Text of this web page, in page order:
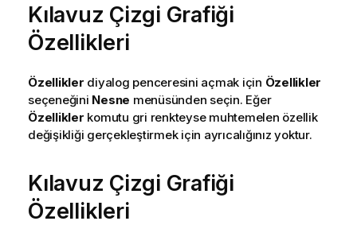
Kılavuz Çizgi Grafiği
Özellikleri
Özellikler diyalog penceresini açmak için Özellikler
seçeneğini Nesne menüsünden seçin. Eğer
Özellikler komutu gri renkteyse muhtemelen özellik
değişikliği gerçekleştirmek için ayrıcalığınız yoktur.
Kılavuz Çizgi Grafiği
Özellikleri